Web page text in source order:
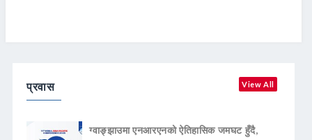
प्रवास View All
ग्वाङ्झाउमा एनआरएनको ऐतिहासिक जमघट हुँदै,